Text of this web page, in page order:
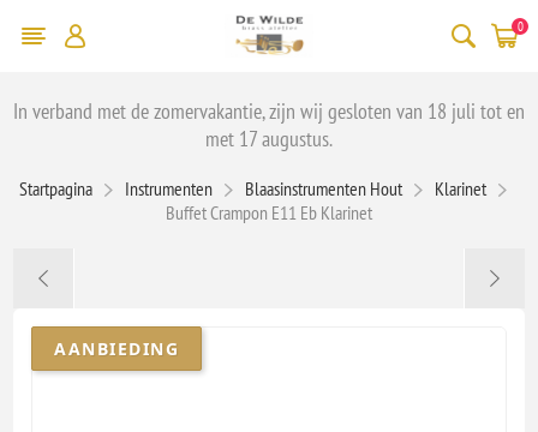
0
In verband met de zomervakantie, zijn wij gesloten van 18 juli tot en
met 17 augustus.
Startpagina Instrumenten Blaasinstrumenten Hout
Klarinet
Buffet Crampon E11 Eb Klarinet
AANBIEDING